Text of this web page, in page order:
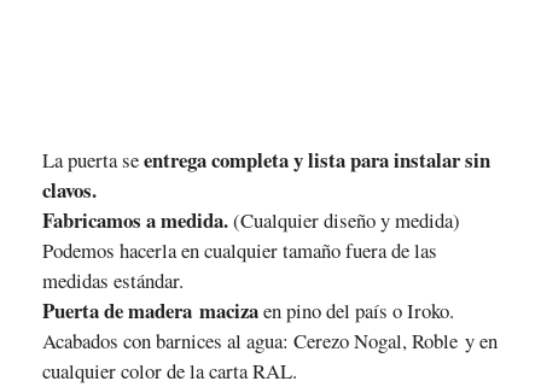
La puerta seentrega completa y lista para instalar sin
clavos.
Fabricamos a medida.(Cualquier diseño y medida)
Podemos hacerla en cualquier tamaño fuera de las
medidas estándar.
Puerta de madera macizaen pino del país o Iroko.
Acabados con barnices al agua: Cerezo Nogal, Roble y en
cualquier color de la carta RAL.